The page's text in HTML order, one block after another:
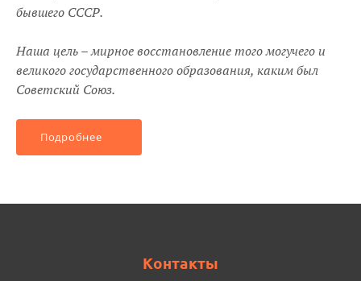
бывшего СССР.
Наша цель – мирное восстановление того могучего и
великого государственного образования, каким был
Советский Союз.
Подробнее
Контакты